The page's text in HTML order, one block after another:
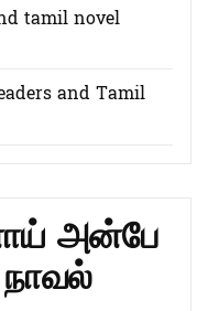
tamil novel
and Tamil
அன்பே
நாவல்